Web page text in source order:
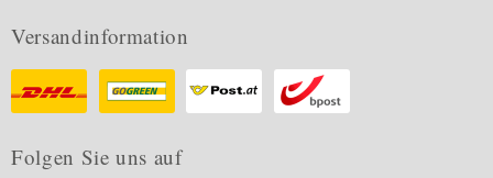
Versandinformation
Folgen Sie uns auf